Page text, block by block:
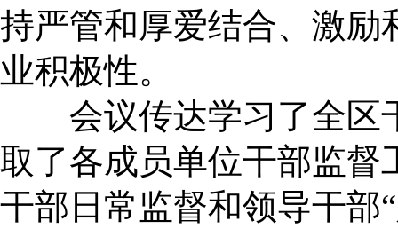
持严管和厚爱结合、激励
业积极性。
会议传达学习了全区
取了各成员单位干部监督
干部日常监督和领导干部